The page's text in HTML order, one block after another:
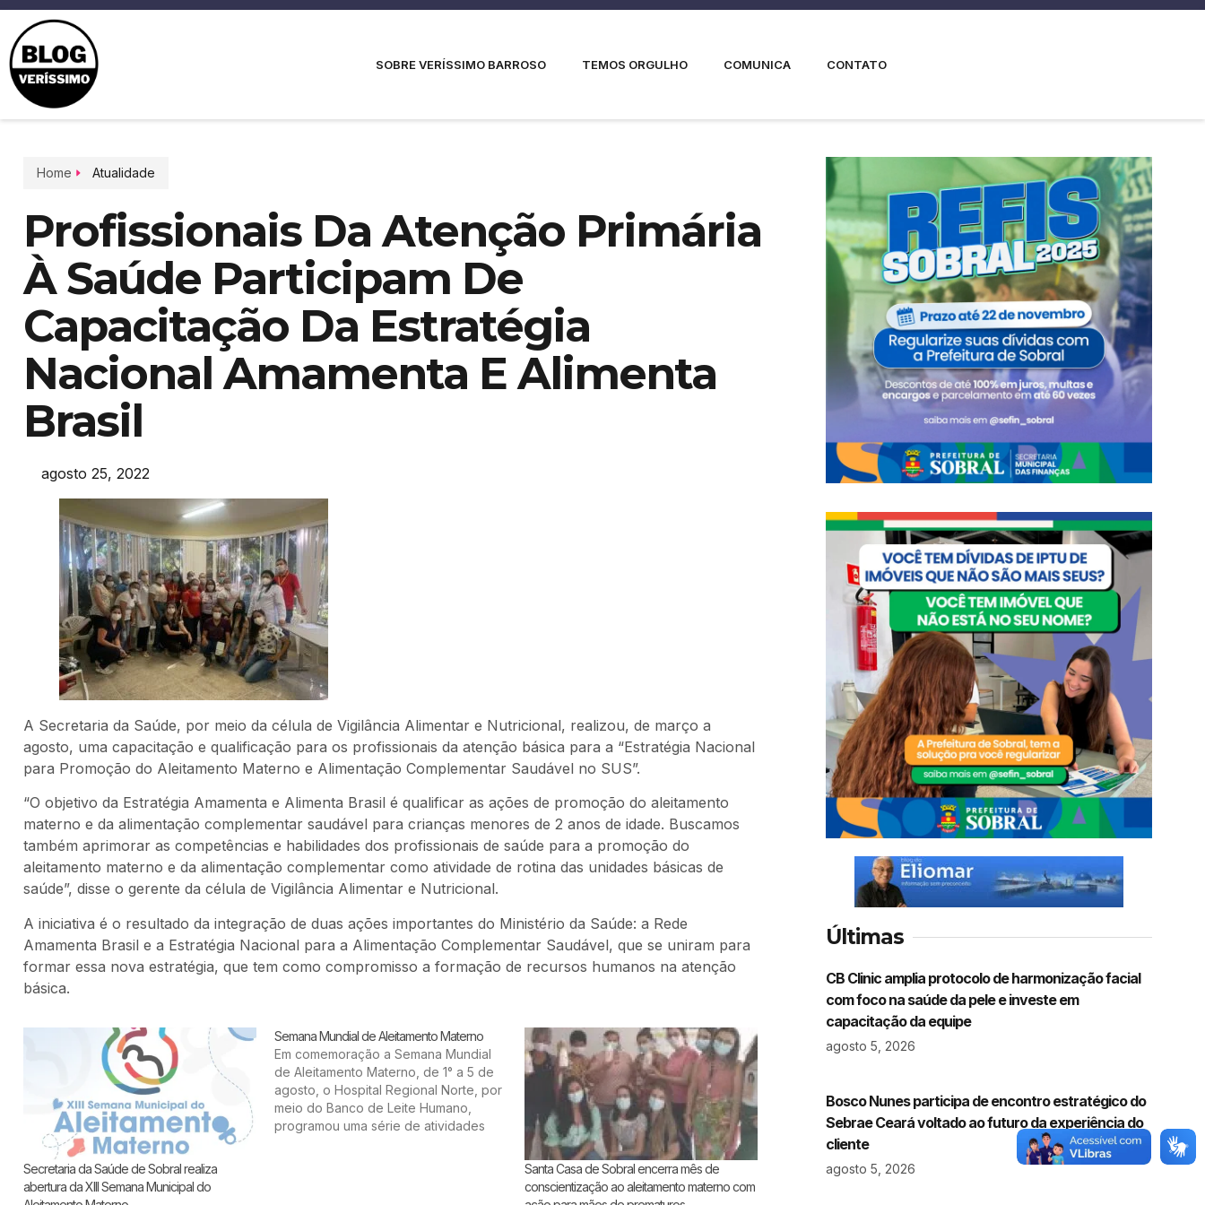
SOBRE VERÍSSIMO BARROSO TEMOS ORGULHO COMUNICA CONTATO
Home Atualidade
Profissionais Da Atenção Primária
À Saúde Participam De
Capacitação Da Estratégia
Nacional Amamenta E Alimenta
Brasil
agosto 25, 2022
A Secretaria da Saúde, por meio da célula de Vigilância Alimentar e Nutricional, realizou, de março a
agosto, uma capacitação e qualificação para os profissionais da atenção básica para a “Estratégia Nacional
para Promoção do Aleitamento Materno e Alimentação Complementar Saudável no SUS”.
“O objetivo da Estratégia Amamenta e Alimenta Brasil é qualificar as ações de promoção do aleitamento
materno e da alimentação complementar saudável para crianças menores de 2 anos de idade. Buscamos
também aprimorar as competências e habilidades dos profissionais de saúde para a promoção do
aleitamento materno e da alimentação complementar como atividade de rotina das unidades básicas de
saúde”, disse o gerente da célula de Vigilância Alimentar e Nutricional.
A iniciativa é o resultado da integração de duas ações importantes do Ministério da Saúde: a Rede
Amamenta Brasil e a Estratégia Nacional para a Alimentação Complementar Saudável, que se uniram para
formar essa nova estratégia, que tem como compromisso a formação de recursos humanos na atenção
básica.
Secretaria da Saúde de Sobral realiza
abertura da XIII Semana Municipal do
Semana Mundial de Aleitamento Materno
Em comemoração a Semana Mundial
de Aleitamento Materno, de 1° a 5 de
agosto, o Hospital Regional Norte, por
meio do Banco de Leite Humano,
programou uma série de atividades
Santa Casa de Sobral encerra mês de
conscientização ao aleitamento materno com
Últimas
CB Clinic amplia protocolo de harmonização facial
com foco na saúde da pele e investe em
capacitação da equipe
agosto 5, 2026
Bosco Nunes participa de encontro estratégico do
Sebrae Ceará voltado ao futuro da experiência do
cliente
agosto 5, 2026